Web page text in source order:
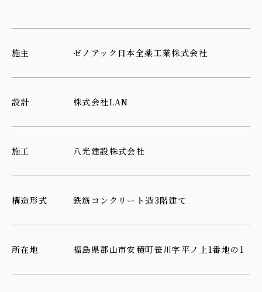
施主 ゼノアック日本全薬工業株式会社
設計 株式会社LAN
施工 八光建設株式会社
構造形式 鉄筋コンクリート造3階建て
所在地 福島県郡山市安積町笹川字平ノ上1番地の1